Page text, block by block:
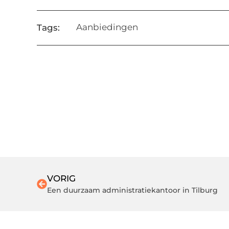
Tags: Aanbiedingen
VORIG
Een duurzaam administratiekantoor in Tilburg